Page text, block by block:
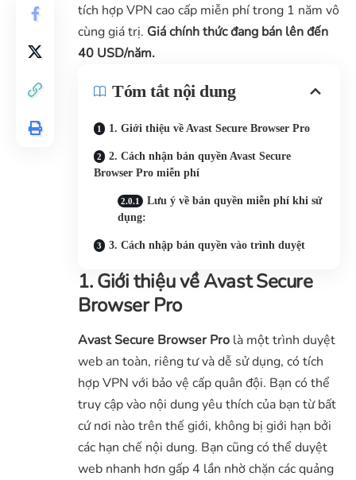
tích hợp VPN cao cấp miễn phí trong 1 năm vô
cùng giá trị. Giá chính thức đang bán lên đến
40 USD/năm.
Tóm tắt nội dung
1. Giới thiệu về Avast Secure Browser Pro
2. Cách nhận bản quyền Avast Secure
Browser Pro miễn phí
Lưu ý về bản quyền miễn phí khi sử
dụng:
3. Cách nhập bản quyền vào trình duyệt
1. Giới thiệu về Avast Secure
Browser Pro
Avast Secure Browser Pro là một trình duyệt
web an toàn, riêng tư và dễ sử dụng, có tích
hợp VPN với bảo vệ cấp quân đội. Bạn có thể
truy cập vào nội dung yêu thích của bạn từ bất
cứ nơi nào trên thế giới, không bị giới hạn bởi
các hạn chế nội dung. Bạn cũng có thể duyệt
web nhanh hơn gấp 4 lần nhờ chặn các quảng